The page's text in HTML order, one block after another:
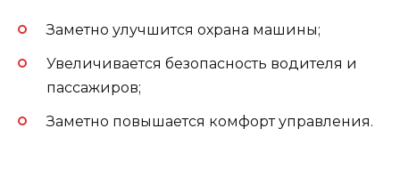
Заметно улучшится охрана машины;
Увеличивается безопасность водителя и
пассажиров;
Заметно повышается комфорт управления.